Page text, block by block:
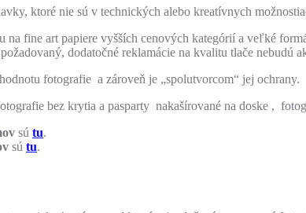
ktoré nie sú v technických alebo kreatívnych
na fine art papiere vyšších cenových kategórií a veľké
dodatočné reklamácie na kvalitu tlače nebudú
fotografie a zároveň je „spolutvorcom“ jej ochrany.
bez krytia a pasparty nakašírované na doske ,
sú tu.
sú tu.